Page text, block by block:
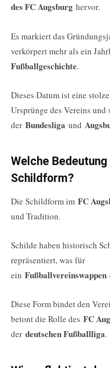
des FC Augsburg hervor.
Es markiert das
verkörpert mehr als ein
Fußballgeschichte.
Dieses Datum ist eine
Ursprünge des Vereins
der Bundesliga und
Welche
Schildform?
Die Schildform im FC
und Tradition.
Schilde haben historisch
repräsentiert, was für
ein Fußballvereinswappen
Diese Form bindet den
betont die Rolle des FC
der deutschen Fußballliga.